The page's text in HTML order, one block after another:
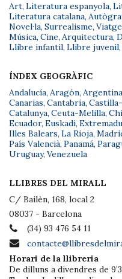
Art, Literatura espanyola,
Literatura catalana,
Novel·la, Surrealisme,
Música, Cine, Arquitectura,
Llibre infantil, Llibre juvenil,
ÍNDEX GEOGRÀFIC
Andalucía, Aragón, Argentina
Canarias, Cantabria,
Catalunya, Ceuta-Melilla,
Ecuador, Euskadi,
Illes Balears, La Rioja,
País Valencià, Panamá,
Uruguay, Venezuela
LLIBRES DEL MIRALL
C/ Bailèn, 168, local 2
08037 - Barcelona
(34) 93 476 54 11
Horari de la llibreria
De dilluns a divendres de